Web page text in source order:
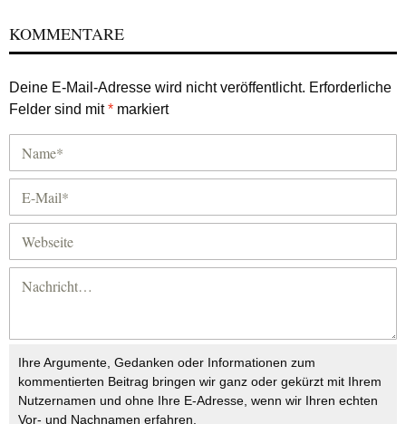
KOMMENTARE
Deine E-Mail-Adresse wird nicht veröffentlicht. Erforderliche
Felder sind mit* markiert
Ihre Argumente, Gedanken oder Informationen zum
kommentierten Beitrag bringen wir ganz oder gekürzt mit Ihrem
Nutzernamen und ohne Ihre E-Adresse, wenn wir Ihren echten
Vor- und Nachnamen erfahren.